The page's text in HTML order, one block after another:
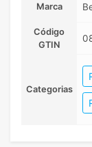
Marca
Código
GTIN
Categorias